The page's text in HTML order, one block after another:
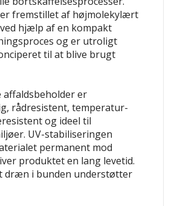
fremstillet af højmolekylært
hjælp af en kompakt
og er utroligt
til at blive brugt
affaldsbeholder er
rådresistent, temperatur-
og ideel til
UV-stabiliseringen
permanent mod
produktet en lang levetid.
dræn i bunden understøtter